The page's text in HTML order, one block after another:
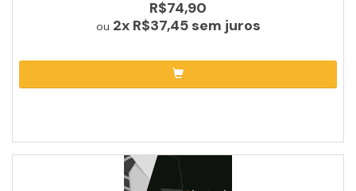
R$74,90
ou 2x R$37,45sem juros